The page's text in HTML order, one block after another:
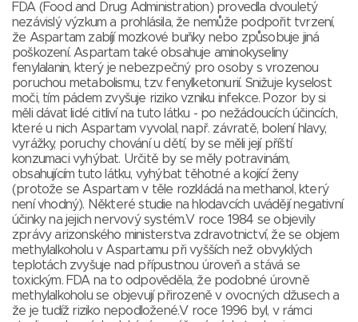
FDA (Food and Drug Administration) provedla dvouletý
nezávislý výzkum a prohlásila, že nemůže podpořit tvrzení,
že Aspartam zabíjí mozkové buňky nebo způsobuje jiná
poškození. Aspartam také obsahuje aminokyseliny
fenylalanin, který je nebezpečný pro osoby s vrozenou
poruchou metabolismu, tzv. fenylketonurií. Snižuje kyselost
moči, tím pádem zvyšuje riziko vzniku infekce. Pozor by si
měli dávat lidé citliví na tuto látku - po nežádoucích účincích,
které u nich Aspartam vyvolal, např. závratě, bolení hlavy,
vyrážky, poruchy chování u dětí, by se měli její příští
konzumaci vyhýbat. Určitě by se měly potravinám,
obsahujícím tuto látku, vyhýbat těhotné a kojící ženy
(protože se Aspartam v těle rozkládá na methanol, který
není vhodný). Některé studie na hlodavcích uvádějí negativní
účinky na jejich nervový systém.V roce 1984 se objevily
zprávy arizonského ministerstva zdravotnictví, že se objem
methylalkoholu v Aspartamu při vyšších než obvyklých
teplotách zvyšuje nad přípustnou úroveň a stává se
toxickým. FDA na to odpověděla, že podobné úrovně
methylalkoholu se objevují přirozeně v ovocných džusech a
že je tudíž riziko nepodložené.V roce 1996 byl, v rámci